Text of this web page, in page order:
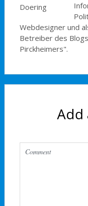
Webdesigner und
Betreiber des
Pirckheimers".
Add